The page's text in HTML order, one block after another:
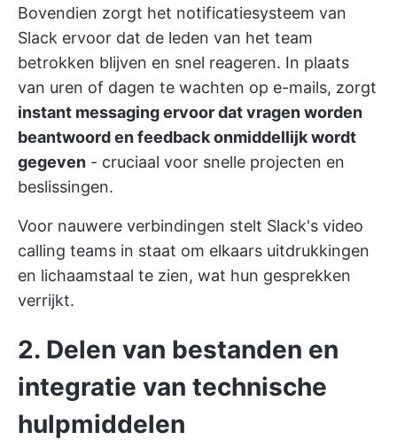
Bovendien zorgt het notificatiesysteem van
Slack ervoor dat de leden van het team
betrokken blijven en snel reageren. In plaats
van uren of dagen te wachten op e-mails, zorgt
instant messaging ervoor dat vragen worden
beantwoord en feedback onmiddellijk wordt
gegeven - cruciaal voor snelle projecten en
beslissingen.
Voor nauwere verbindingen stelt Slack's video
calling teams in staat om elkaars uitdrukkingen
en lichaamstaal te zien, wat hun gesprekken
verrijkt.
2. Delen van bestanden en
integratie van technische
hulpmiddelen